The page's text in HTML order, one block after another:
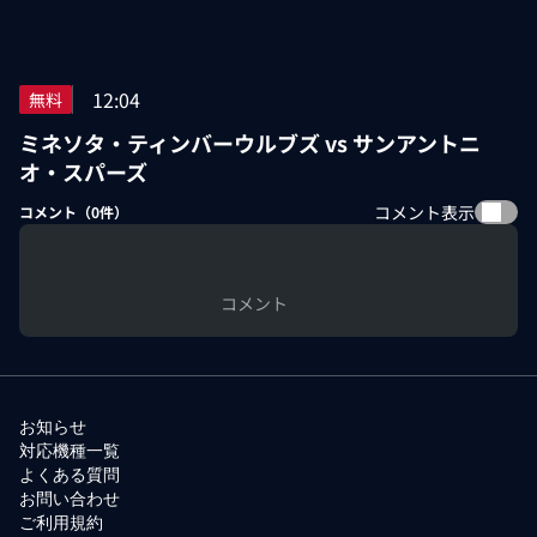
無料 12:04
ミネソタ・ティンバーウルブズ vs サンアントニ
オ・スパーズ
コメント（0件） コメント表示
コメント
お知らせ
対応機種一覧
よくある質問
お問い合わせ
ご利用規約